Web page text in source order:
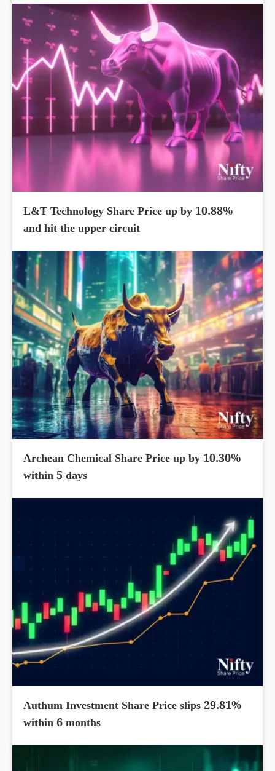
L&T Technology Share Price up by 10.88%
and hit the upper circuit
Archean Chemical Share Price up by 10.30%
within 5 days
Authum Investment Share Price slips 29.81%
within 6 months